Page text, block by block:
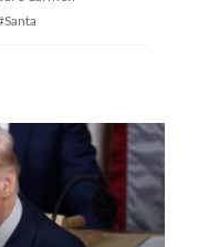
Santa